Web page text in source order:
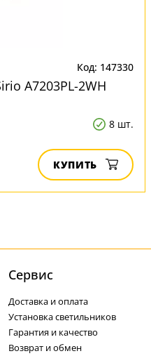
Код: 147330
A7203PL-2WH
8 шт.
КУПИТЬ
Cервис
Доставка и оплата
Установка светильников
Гарантия и качество
Возврат и обмен